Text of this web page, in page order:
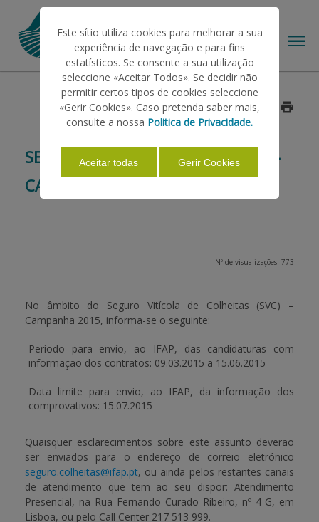
AJUDAS/APOIOS
INFORMAÇÕES
PAGAMENTOS
APOIO AO BENEFICIÁRIO
Entrar / Registar
SEGURO VITÍCOLA DE COLHEITAS -
CAMPANHA 2015
Data: 2015/03/09
Nº de visualizações: 773
No âmbito do Seguro Vitícola de Colheitas (SVC) –
Campanha 2015, informa-se o seguinte:
Período para envio, ao IFAP, das candidaturas com
informação dos contratos: 09.03.2015 a 15.06.2015
Data limite para envio, ao IFAP, da informação dos
comprovativos: 15.07.2015
Quaisquer esclarecimentos sobre este assunto deverão
ser enviados para o endereço de correio eletrónico
seguro.colheitas@ifap.pt, ou ainda pelos restantes canais
de atendimento que tem ao seu dispor: Atendimento
Presencial, na Rua Fernando Curado Ribeiro, nº 4-G, em
Lisboa, ou pelo Call Center 217 513 999.
Este sítio utiliza cookies para melhorar a sua
experiência de navegação e para fins
estatísticos. Se consente a sua utilização
seleccione «Aceitar Todos». Se decidir não
permitir certos tipos de cookies seleccione
«Gerir Cookies». Caso pretenda saber mais,
consulte a nossa Politica de Privacidade.
Aceitar todas Gerir Cookies